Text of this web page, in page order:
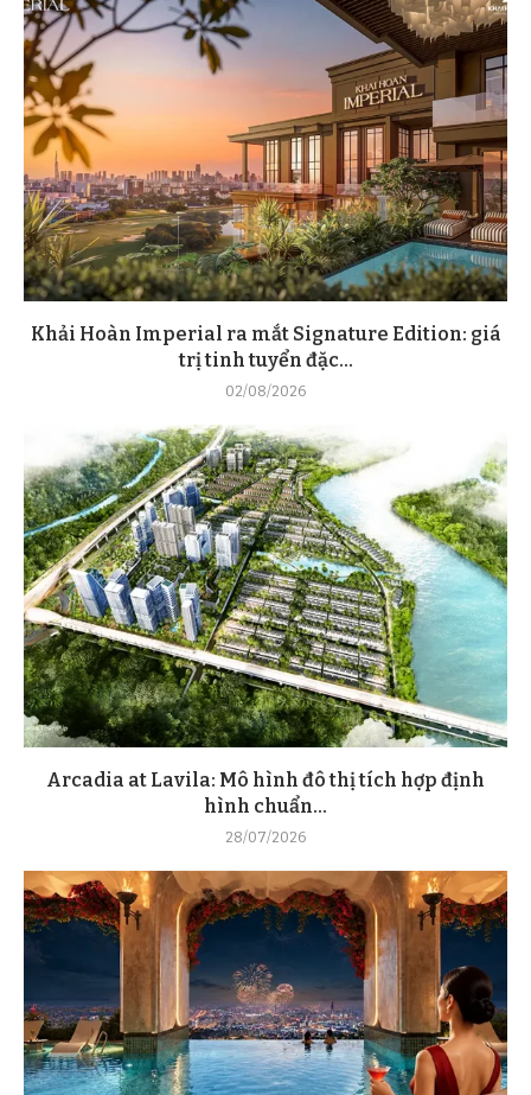
Khải Hoàn Imperial ra mắt Signature Edition: giá
trị tinh tuyển đặc...
02/08/2026
Arcadia at Lavila: Mô hình đô thị tích hợp định
hình chuẩn...
28/07/2026